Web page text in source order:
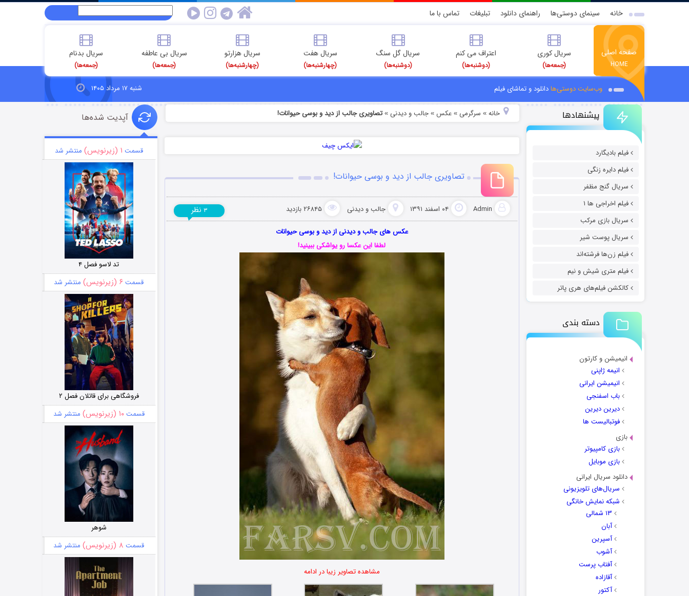
خانه سینمای دوستی‌ها راهنمای دانلود تبلیغات تماس با ما
صفحه اصلی
HOME
سریال کوری
(جمعه‌ها)
اعتراف می کنم
(دوشنبه‌ها)
سریال گل سنگ
(دوشنبه‌ها)
سریال هفت
(چهارشنبه‌ها)
سریال هزارتو
(چهارشنبه‌ها)
سریال بی عاطفه
(جمعه‌ها)
سریال بدنام
(جمعه‌ها)
وب‌سایت دوستی‌هادانلود و تماشای فیلم شنبه ۱۷ مرداد ۱۴۰۵
پیشنهادها
فیلم بادیگارد
فیلم دایره زنگی
سریال گنج مظفر
فیلم اخراجی ها ۱
سریال بازی مرکب
سریال پوست شیر
فیلم زن‌ها فرشته‌اند
فیلم متری شیش و نیم
کالکشن فیلم‌های هری پاتر
دسته بندی
انیمیشن و کارتون
انیمه ژاپنی
انیمیشن ایرانی
باب اسفنجی
دیرین دیرین
فوتبالیست ها
بازی
بازی کامپیوتر
بازی موبایل
دانلود سریال ایرانی
سریال‌های تلویزیونی
شبکه نمایش خانگی
۱۳ شمالی
آبان
آسپرین
آشوب
آفتاب پرست
آقازاده
آکتور
خانه» سرگرمی » عکس » جالب و دیدنی »تصاویری جالب از دید و بوسی حیوانات!
تصاویری جالب از دید و بوسی حیوانات!
Admin ۰۴ اسفند ۱۳۹۱ جالب و دیدنی ۲۶۸۴۵ بازدید ۳ نظر
عکس های جالب و دیدنی از دید و بوسی حیوانات
لطفا این عکسا رو یواشکی ببینید!
مشاهده تصاویر زیبا در ادامه
آپدیت شده‌ها
قسمت ۱ (زیرنویس) منتشر شد
تد لاسو فصل ۴
قسمت ۶ (زیرنویس) منتشر شد
فروشگاهی برای قاتلان فصل ۲
قسمت۱۰ (زیرنویس) منتشر شد
شوهر
قسمت ۸ (زیرنویس) منتشر شد